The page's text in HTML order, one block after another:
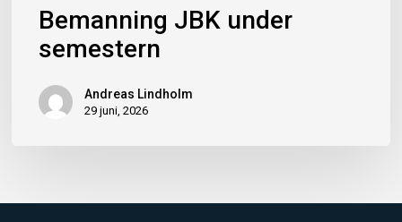
Bemanning JBK under
semestern
Andreas Lindholm
29 juni, 2026